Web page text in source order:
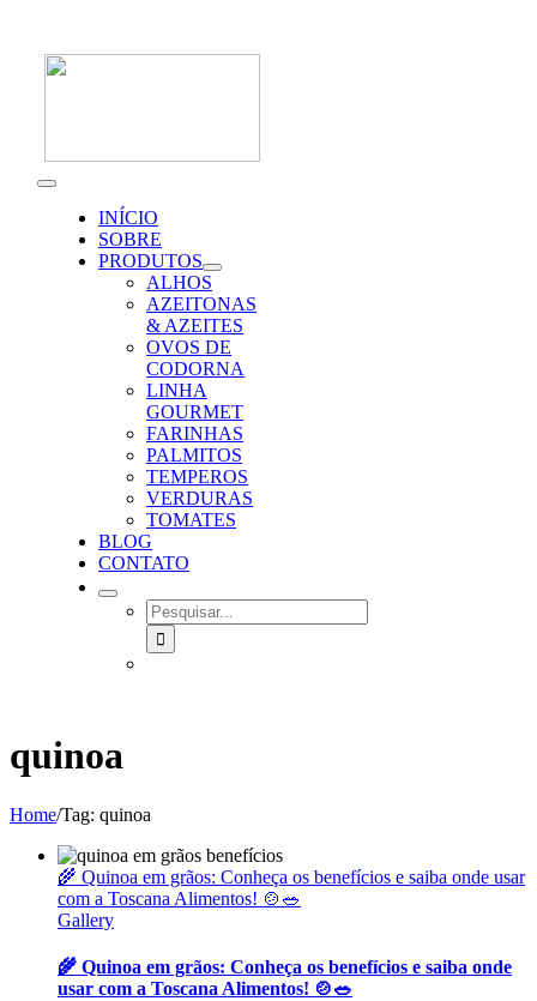
content
Toggle
NavigationINÍCIO
SOBRE
PRODUTOS
ALHOS
AZEITONAS
& AZEITES
OVOS DE
CODORNA
LINHA
GOURMET
FARINHAS
PALMITOS
TEMPEROS
VERDURAS
TOMATES
BLOG
CONTATO
SEARCH
FOR:
quinoa
Home/Tag: quinoa
🌾 Quinoa em grãos: Conheça os benefícios e saiba onde usar
com a Toscana Alimentos! 🍲🥗
Gallery
🌾 Quinoa em grãos: Conheça os benefícios e saiba onde
usar com a Toscana Alimentos! 🍲🥗